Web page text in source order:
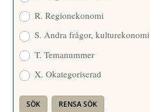
R. Regionekonomi
S. Andra frågor, kulturekonomi
T. Temanummer
X. Okategoriserad